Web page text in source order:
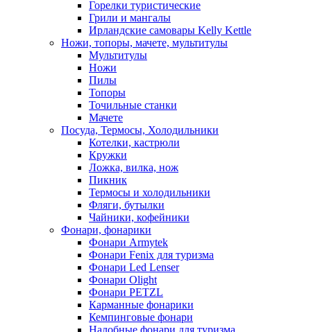
Горелки туристические
Грили и мангалы
Ирландские самовары Kelly Kettle
Ножи, топоры, мачете, мультитулы
Мультитулы
Ножи
Пилы
Топоры
Точильные станки
Мачете
Посуда, Термосы, Холодильники
Котелки, кастрюли
Кружки
Ложка, вилка, нож
Пикник
Термосы и холодильники
Фляги, бутылки
Чайники, кофейники
Фонари, фонарики
Фонари Armytek
Фонари Fenix для туризма
Фонари Led Lenser
Фонари Olight
Фонари PETZL
Карманные фонарики
Кемпинговые фонари
Налобные фонари для туризма